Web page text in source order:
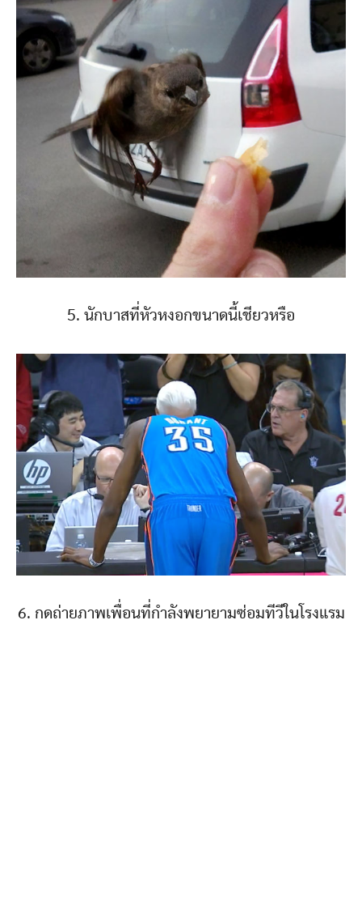
5. นักบาสที่หัวหงอกขนาดนี้เชียวหรือ
6. กดถ่ายภาพเพื่อนที่กำลังพยายามซ่อมทีวีในโรงแรม